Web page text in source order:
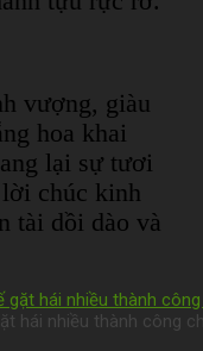
vượng, giàu
hoa khai
lại sự tươi
lời chúc kinh
tài dồi dào và
hái nhiều thành công